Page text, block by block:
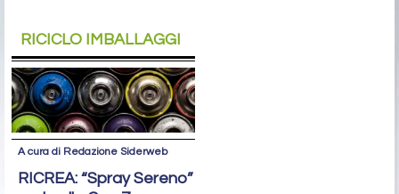
RICICLO IMBALLAGGI
A cura di Redazione Siderweb
RICREA: “Spray Sereno”